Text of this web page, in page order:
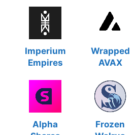
Imperium
Empires
Wrapped
AVAX
Alpha
Frozen